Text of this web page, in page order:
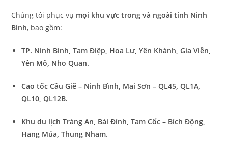
Chúng tôi phục vụ mọi khu vực trong và ngoài tỉnh Ninh
Bình, bao gồm:
TP. Ninh Bình, Tam Điệp, Hoa Lư, Yên Khánh, Gia Viễn,
Yên Mô, Nho Quan.
Cao tốc Cầu Giẽ – Ninh Bình, Mai Sơn – QL45, QL1A,
QL10, QL12B.
Khu du lịch Tràng An, Bái Đính, Tam Cốc – Bích Động,
Hang Múa, Thung Nham.